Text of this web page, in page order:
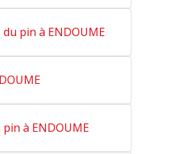
pin à ENDOUME
à ENDOUME